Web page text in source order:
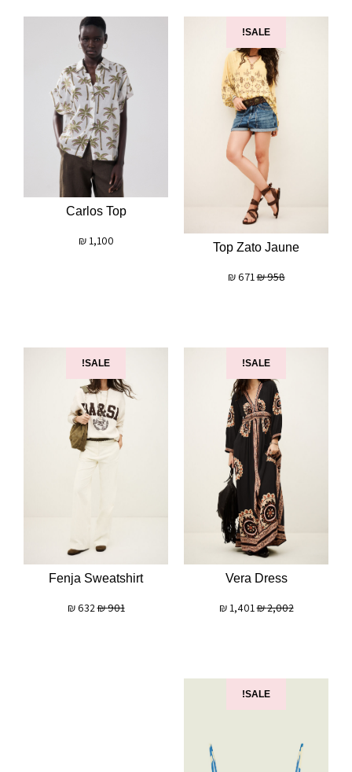
SALE!
Top Zato Jaune
958
₪
671
₪
Carlos Top
1,100
₪
SALE!
Vera Dress
2,002
₪
1,401
₪
SALE!
Fenja Sweatshirt
901
₪
632
₪
SALE!